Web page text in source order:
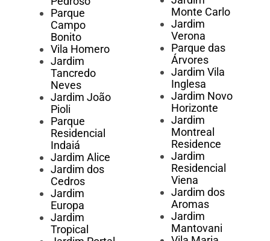
Parque
Campo
Bonito
Vila Homero
Jardim
Tancredo
Neves
Jardim João
Pioli
Parque
Residencial
Indaiá
Jardim Alice
Jardim dos
Cedros
Jardim
Europa
Jardim
Tropical
Monte Carlo
Jardim
Verona
Parque das
Árvores
Jardim Vila
Inglesa
Jardim Novo
Horizonte
Jardim
Montreal
Residence
Jardim
Residencial
Viena
Jardim dos
Aromas
Jardim
Mantovani